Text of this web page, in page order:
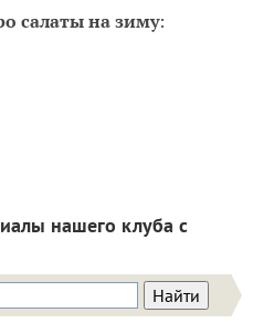
салаты на зиму:
нашего клуба с